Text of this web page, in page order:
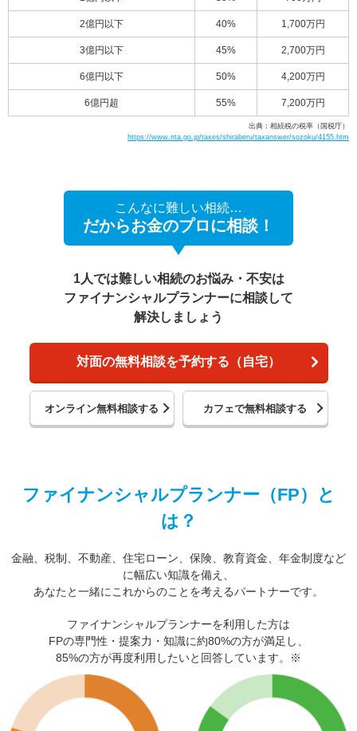
2億円以下 40% 1,700万円
3億円以下 45% 2,700万円
6億円以下 50% 4,200万円
6億円超 55% 7,200万円
出典：相続税の税率（国税庁）
https://www.nta.go.jp/taxes/shiraberu/taxanswer/sozoku/4155.htm
こんなに難しい相続…
だからお金のプロに相談！
1人では難しい相続のお悩み・不安は
ファイナンシャルプランナーに相談して
解決しましょう
対面の無料相談を予約する（自宅）
オンライン無料相談する カフェで無料相談する
ファイナンシャルプランナー（FP）と
は？
金融、税制、不動産、住宅ローン、保険、教育資金、年金制度など
に幅広い知識を備え、
あなたと一緒にこれからのことを考えるパートナーです。
ファイナンシャルプランナーを利用した方は
FPの専門性・提案力・知識に約80%の方が満足し、
85%の方が再度利用したいと回答しています。※